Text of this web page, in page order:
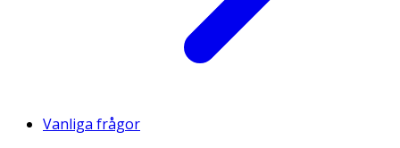
Vanliga frågor